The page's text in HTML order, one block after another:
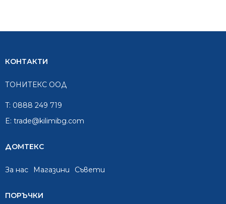
КОНТАКТИ
ТОНИТЕКС ООД
T: 0888 249 719
E: trade@kilimibg.com
ДОМТЕКС
За нас Mагазини Съвети
ПОРЪЧКИ